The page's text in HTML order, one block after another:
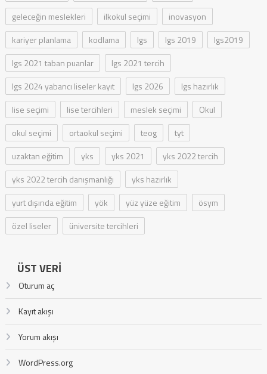
geleceğin meslekleri
ilkokul seçimi
inovasyon
kariyer planlama
kodlama lgs lgs 2019
lgs2019
lgs 2021 taban puanlar
lgs 2021 tercih
lgs 2024 yabancı liseler kayıt
lgs 2026
lgs hazırlık
lise seçimi
lise tercihleri meslek seçimi
Okul
okul seçimi
ortaokul seçimi teog
tyt
uzaktan eğitim
yks yks 2021
yks 2022 tercih
yks 2022 tercih danışmanlığı
yks hazırlık
yurt dışında eğitim
yök yüz yüze eğitim
ösym
özel liseler
üniversite tercihleri
ÜST VERI
Oturum aç
Kayıt akışı
Yorum akışı
WordPress.org